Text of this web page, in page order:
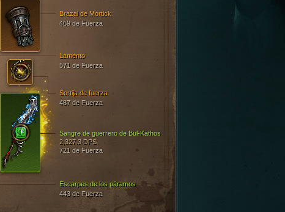
Escarpes de los páramos
443 de Fuerza
Brazal de Mortick
469 de Fuerza
Sangre de guerrero de Bul-Kathos
2,327.3 DPS
721 de Fuerza
Lamento
571 de Fuerza
Sortija de fuerza
487 de Fuerza